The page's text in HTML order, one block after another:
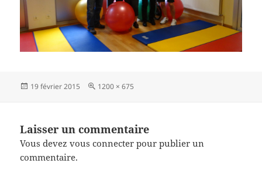
Publié
19 février 2015
Taille
1200 × 675
Laisser un commentaire
Vous devezvous connecter pour publier un
commentaire.